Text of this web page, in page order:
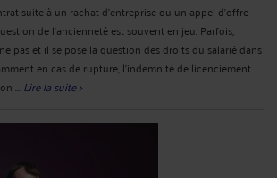
suite à un rachat d’entreprise ou un appel d’offre
de l’ancienneté est souvent en jeu. Parfois,
pas et il se pose la question des droits du salarié dans
en cas de rupture, l’indemnité de licenciement
... Lire la suite >